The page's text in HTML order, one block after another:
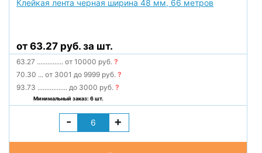
Клейкая лента черная ширина 48 мм, 66 метров
от 63.27 руб. за шт.
63.27 ............... от 10000 руб.?
70.30 ... от 3001 до 9999 руб.?
93.73 ................. до 3000 руб.?
Минимальный заказ: 6 шт.
- +